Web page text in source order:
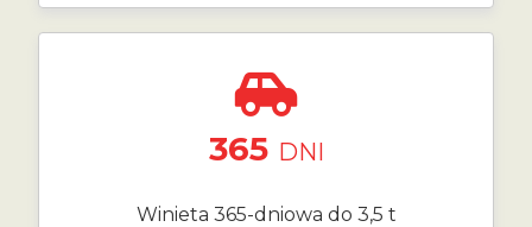
365 DNI
Winieta 365-dniowa do 3,5 t